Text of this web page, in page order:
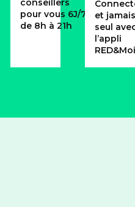
conseillers
pour vous 6J/7
de 8h à 21h
et jamais
seul
l’appli
RED&Moi